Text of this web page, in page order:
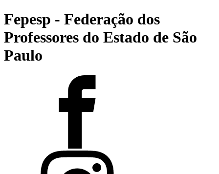
Fepesp - Federação dos
Professores do Estado de São
Paulo